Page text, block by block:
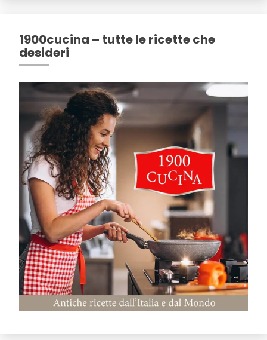
1900cucina – tutte le ricette che
desideri